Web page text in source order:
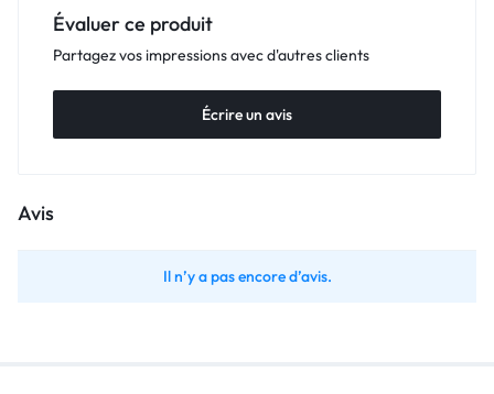
Évaluer ce produit
Partagez vos impressions avec d'autres clients
Écrire un avis
Avis
Il n’y a pas encore d’avis.